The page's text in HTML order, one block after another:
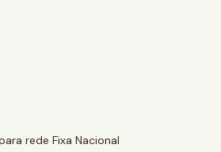
rede Fixa Nacional